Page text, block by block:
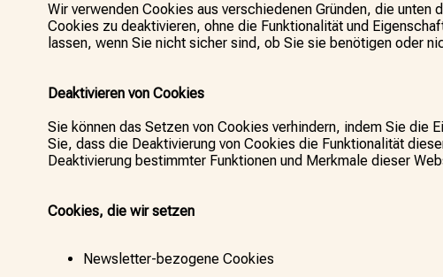
Wir verwenden Cookies aus verschiedenen Gründen, die
Cookies zu deaktivieren, ohne die Funktionalität und
lassen, wenn Sie nicht sicher sind, ob Sie sie benötigen oder
Deaktivieren von Cookies
Sie können das Setzen von Cookies verhindern, indem Sie die
Sie, dass die Deaktivierung von Cookies die Funktionalität
Deaktivierung bestimmter Funktionen und Merkmale dieser
Cookies, die wir setzen
Newsletter-bezogene Cookies